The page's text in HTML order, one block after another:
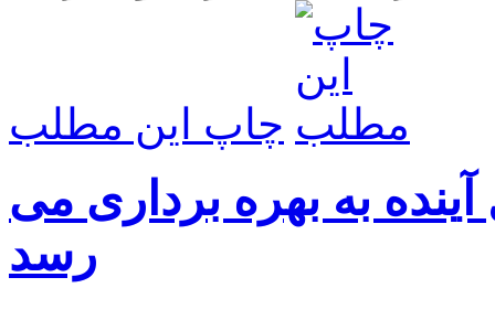
چاپ این مطلب
به بهره برداری می
رسد